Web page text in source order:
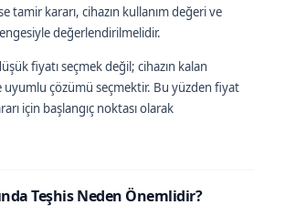
tamir kararı, cihazın kullanım değeri ve
değerlendirilmelidir.
fiyatı seçmek değil; cihazın kalan
uyumlu çözümü seçmektir. Bu yüzden fiyat
için başlangıç noktası olarak
Teşhis Neden Önemlidir?